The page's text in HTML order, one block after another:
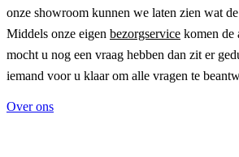
onze showroom kunnen we laten zien wat
Middels onze eigen bezorgservice komen de
mocht u nog een vraag hebben dan zit er
iemand voor u klaar om alle vragen te
Over ons